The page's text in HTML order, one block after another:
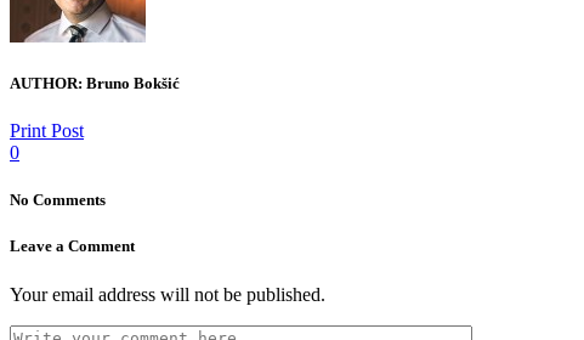
AUTHOR: Bruno Bokšić
Print Post
0
No Comments
Leave a Comment
Your email address will not be published.